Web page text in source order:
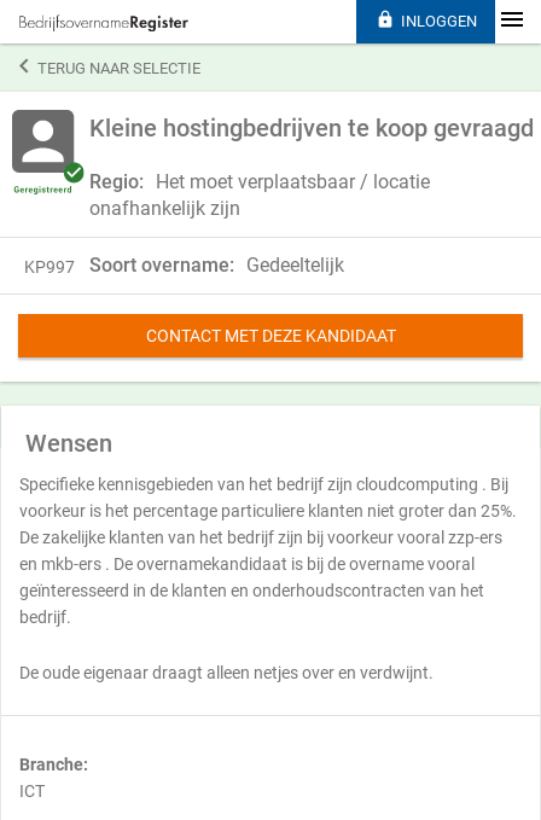
TERUG NAAR SELECTIE
Kleine hostingbedrijven te koop gevraagd
Regio:
Het moet verplaatsbaar / locatie
onafhankelijk zijn
KP997 Soort overname: Gedeeltelijk
CONTACT MET DEZE KANDIDAAT
Wensen
Specifieke kennisgebieden van het bedrijf zijn cloudcomputing . Bij
voorkeur is het percentage particuliere klanten niet groter dan 25%.
De zakelijke klanten van het bedrijf zijn bij voorkeur vooral zzp-ers
en mkb-ers . De overnamekandidaat is bij de overname vooral
geïnteresseerd in de klanten en onderhoudscontracten van het
bedrijf.
De oude eigenaar draagt alleen netjes over en verdwijnt.
Branche:
ICT
 INLOGGEN